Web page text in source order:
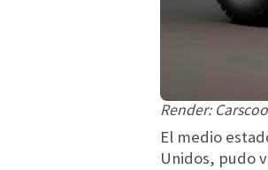
Render:
El medio
Unidos, pudo